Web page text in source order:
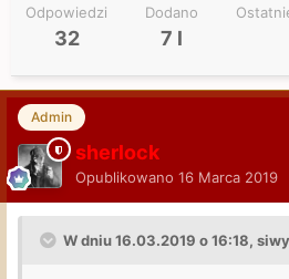
Odpowiedzi
32
Dodano
7 l
Admin
sherlock
Opublikowano 16 Marca 2019
W dniu 16.03.2019 o 16:18,